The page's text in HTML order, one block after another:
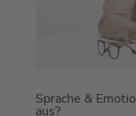
Sprache &
aus?